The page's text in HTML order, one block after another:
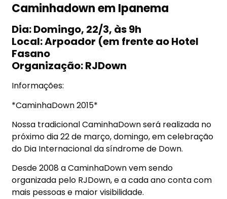
Caminhadown em Ipanema
Dia: Domingo, 22/3, às 9h
Local: Arpoador (em frente ao Hotel
Fasano
Organização: RJDown
Informações:
*CaminhaDown 2015*
Nossa tradicional CaminhaDown será realizada no
próximo dia 22 de março, domingo, em celebração
do Dia Internacional da síndrome de Down.
Desde 2008 a CaminhaDown vem sendo
organizada pelo RJDown, e a cada ano conta com
mais pessoas e maior visibilidade.